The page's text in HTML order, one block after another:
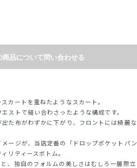
商品について問い合わせる
カートを重ねたようなスカート。
ストで縫い合わさったような構成です。
た布がわずかに下がり、フロントには綺麗な
ージが、当店定番の「ドロップポケットパン
リティースボトム。
、独自のフォルムの美しさはむしろ一層際立